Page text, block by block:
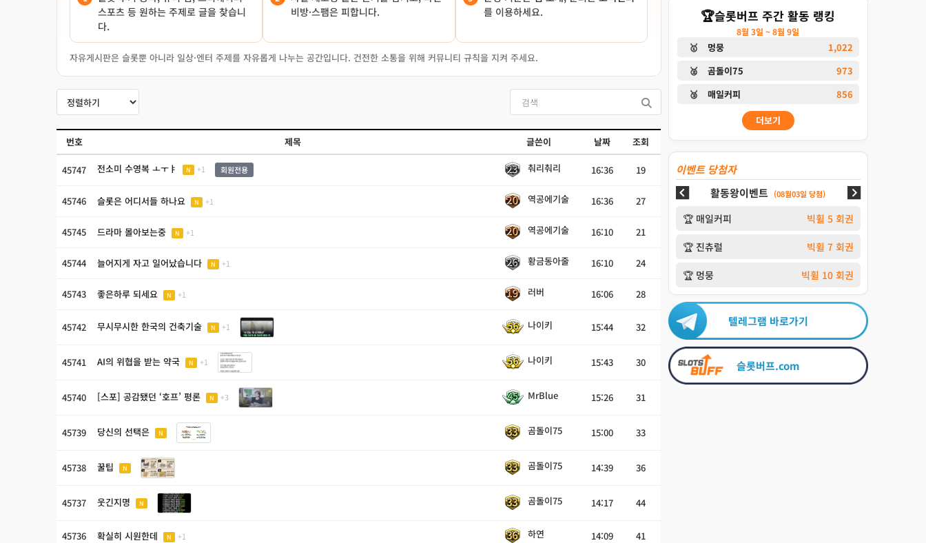
스포츠 등 원하는 주제로 글을 찾습니
다.
비방·스팸은 피합니다.
를 이용하세요.
자유게시판은 슬롯뿐 아니라 일상·엔터 주제를 자유롭게 나누는 공간입니다. 건전한 소통을 위해 커뮤니티 규칙을 지켜 주세요.
번호 제목 글쓴이 날짜 조회
45747 전소미 수영복 ㅗㅜㅑ N +1 회원전용 춰리춰리 16:36 19
45746 슬롯은 어디서들 하나요 N +1 역공에기술 16:36 27
45745 드라마 몰아보는중 N +1 역공에기술 16:10 21
45744 늘어지게 자고 일어났습니다 N +1 황금동아줄 16:10 24
45743 좋은하루 되세요 N +1 러버 16:06 28
45742 무시무시한 한국의 건축기술 N +1 나이키 15:44 32
45741 AI의 위협을 받는 약국 N +1 나이키 15:43 30
45740 [스포] 공감됐던 ‘호프’ 평론 N +3 MrBlue 15:26 31
45739 당신의 선택은 N 곰돌이75 15:00 33
45738 꿀팁 N 곰돌이75 14:39 36
45737 웃긴지명 N 곰돌이75 14:17 44
45736 확실히 시원한데 N +1 하연 14:09 41
🏆슬롯버프 주간 활동 랭킹
8월 3일 ~ 8월 9일
🥇 멍뭉
1,022
🥈
곰돌이75
973
🥉
매일커피
856
더보기
이벤트 당첨자
활동왕이벤트 (08월03일 당첨)
🏆 매일커피 빅휠 5 회권
🏆 진츄럴 빅휠 7 회권
🏆 멍뭉 빅휠 10 회권
텔레그램 바로가기
슬롯버프.com